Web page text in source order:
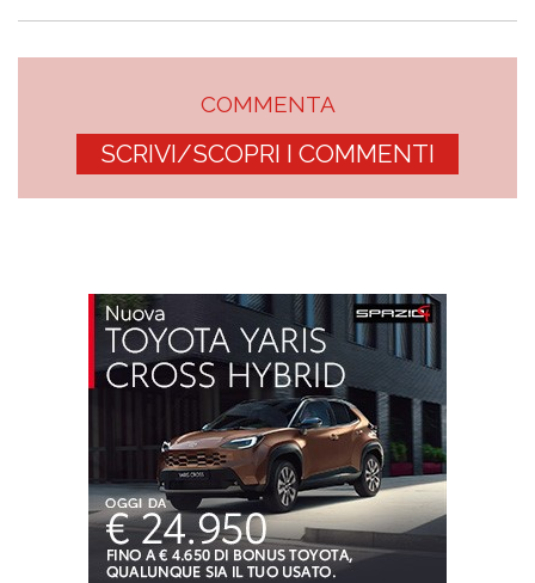
COMMENTA
SCRIVI/SCOPRI I COMMENTI